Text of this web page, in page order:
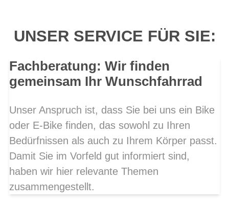
UNSER SERVICE FÜR SIE:
Fachberatung: Wir finden
gemeinsam Ihr Wunschfahrrad
Unser Anspruch ist, dass Sie bei uns ein Bike
oder E-Bike finden, das sowohl zu Ihren
Bedürfnissen als auch zu Ihrem Körper passt.
Damit Sie im Vorfeld gut informiert sind,
haben wir hier relevante Themen
zusammengestellt.